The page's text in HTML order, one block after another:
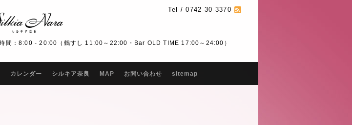
Tel / 0742-30-3370
間：8:00 - 20:00（鶴すし 11:00～22:00・Bar OLD TIME 17:00～24:00）
カレンダー シルキア奈良 MAP お問い合わせ sitemap